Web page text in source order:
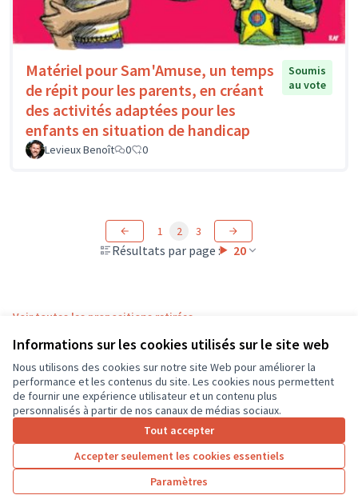
Informations sur les cookies utilisés sur le site web
Nous utilisons des cookies sur notre site Web pour améliorer la
performance et les contenus du site. Les cookies nous permettent
de fournir une expérience utilisateur et un contenu plus
personnalisés à partir de nos canaux de médias sociaux.
Tout accepter
Accepter seulement les cookies essentiels
Paramètres
Matériel pour Sam'Amuse, un temps
de répit pour les parents, en créant
des activités adaptées pour les
enfants en situation de handicap
Soumis
au vote
Levieux Benoît 0 0
Résultats par page : 20
1 2 3
Voir toutes les propositions retirées
Conditions d'utilisation
Paramètres des cookies
CD37 sur X
(Lien externe)
CD37 sur Facebook
CD37 sur Instagram
CD37 sur YouTube
(Lien externe)
Site réalisé grâce aulogiciel libre Decidim .
Licence
(Lien